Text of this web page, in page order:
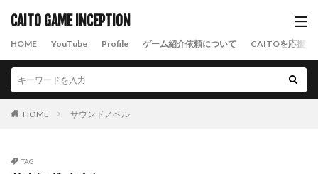
CAITO GAME INCEPTION
HOME YouTube Profile ゲーム紹介依頼について CAITOを応援す
HOME サウンドノベル
TAG